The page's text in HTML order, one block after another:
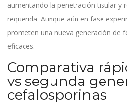
aumentando la penetración tisular y
requerida. Aunque aún en fase
prometen una nueva generación de
eficaces.
Comparativa
vs segunda
cefalosporinas